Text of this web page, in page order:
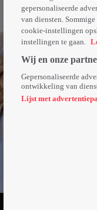
gepersonaliseerde
van diensten.
cookie-instellingen
instellingen te gaan.
Wij en onze
Gepersonaliseerde
ontwikkeling van
Lijst met